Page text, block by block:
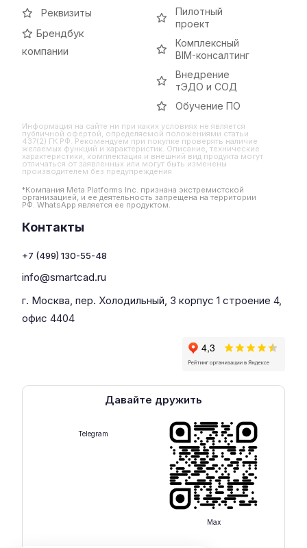
Реквизиты
Брендбук
компании
Пилотный
проект
Комплексный
BIM-консалтинг
Внедрение
тЭДО и СОД
Обучение ПО
Информация на сайте ни при каких условиях не является
публичной офертой, определяемой положениями статьи
437(2) ГК РФ. Рекомендуем при покупке проверять наличие
желаемых функций и характеристик. Описание, технические
характеристики, комплектация и внешний вид продукта могут
отличаться от заявленных или могут быть изменены
производителем без предупреждения
*Компания Meta Platforms Inc. признана экстремистской
организацией, и ее деятельность запрещена на территории
РФ. WhatsApp является ее продуктом.
Контакты
+7 (499) 130-55-48
info@smartcad.ru
г. Москва, пер. Холодильный, 3 корпус 1 строение 4,
офис 4404
Давайте дружить
Telegram
Max